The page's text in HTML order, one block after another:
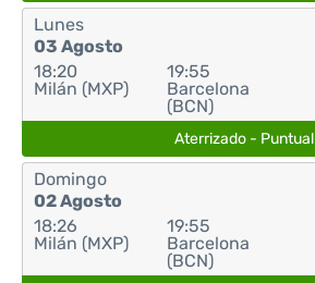
Lunes
03 Agosto
18:20
Milán (MXP)
19:55
Barcelona
(BCN)
Aterrizado - Puntual
Domingo
02 Agosto
18:26
Milán (MXP)
19:55
Barcelona
(BCN)